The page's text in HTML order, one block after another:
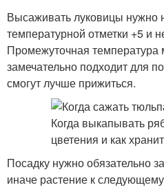
Высаживать луковицы нужно
температурной отметки +5 и
Промежуточная температура
замечательно подходит для
смогут лучше прижиться.
Посадку нужно обязательно
иначе растение к следующему